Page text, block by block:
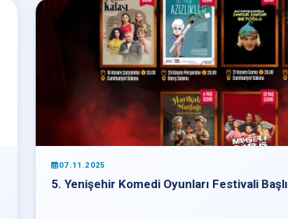
07.11.2025
5. Yenişehir Komedi Oyunları Festivali